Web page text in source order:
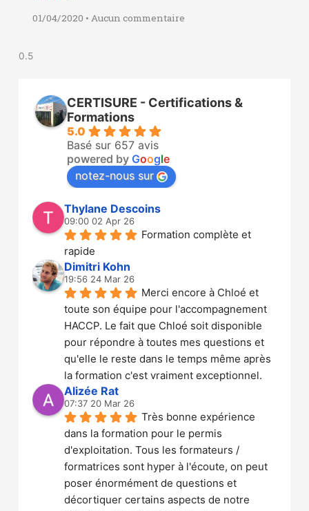
01/04/2020 Aucun commentaire
CERTISURE - Certifications &
Formations
5.0
Basé sur 657 avis
powered by Google
notez-nous sur
Thylane Descoins
09:00 02 Apr 26
Formation complète et
rapide
Dimitri Kohn
19:56 24 Mar 26
Merci encore à Chloé et
toute son équipe pour l'accompagnement
HACCP. Le fait que Chloé soit disponible
pour répondre à toutes mes questions et
qu'elle le reste dans le temps même après
la formation c'est vraiment exceptionnel.
Alizée Rat
07:37 20 Mar 26
Très bonne expérience
dans la formation pour le permis
d'exploitation. Tous les formateurs /
formatrices sont hyper à l'écoute, on peut
poser énormément de questions et
décortiquer certains aspects de notre